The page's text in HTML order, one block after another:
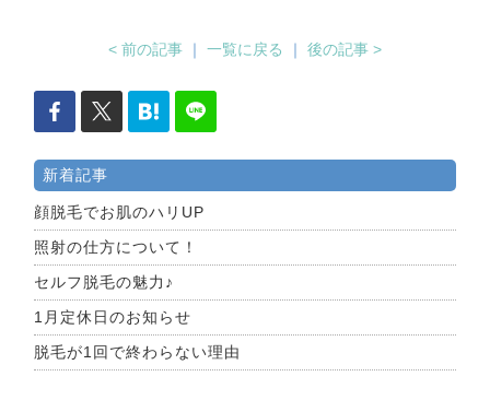
< 前の記事 ｜ 一覧に戻る ｜ 後の記事 >
新着記事
顔脱毛でお肌のハリUP
照射の仕方について！
セルフ脱毛の魅力♪
1月定休日のお知らせ
脱毛が1回で終わらない理由